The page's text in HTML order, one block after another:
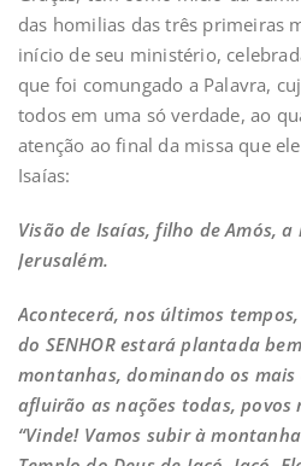
das homilias das três primeiras
início de seu ministério,
que foi comungado a Palavra,
todos em uma só verdade, ao
atenção ao final da missa que
Isaías:
Visão de Isaías, filho de Amós,
Jerusalém.
Acontecerá, nos últimos
do SENHOR estará plantada
montanhas, dominando os
afluirão as nações todas, povos
“Vinde! Vamos subir à